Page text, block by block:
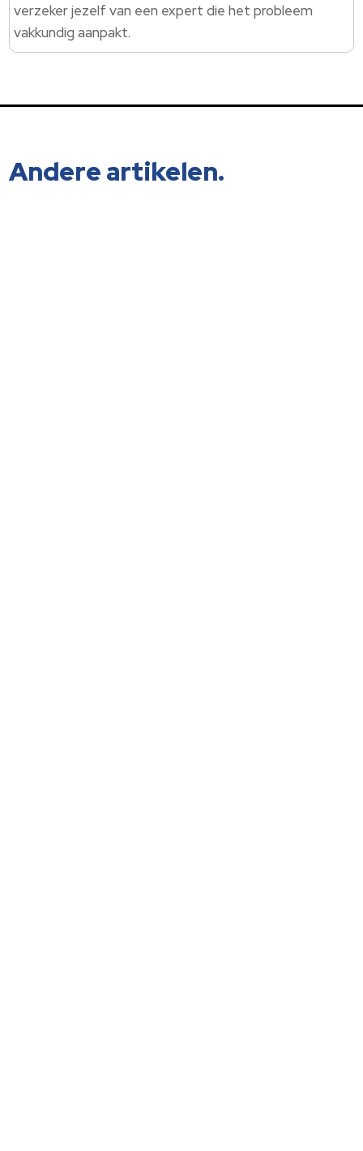
verzeker jezelf van een expert die het probleem
vakkundig aanpakt.
Andere artikelen.